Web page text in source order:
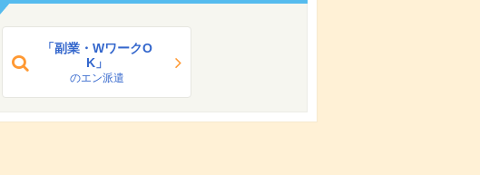
「副業・WワークO
K」
のエン派遣